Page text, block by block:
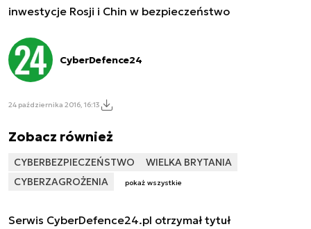
inwestycje Rosji i Chin w bezpieczeństwo
CyberDefence24
24 października 2016, 16:13
Zobacz również
CYBERBEZPIECZEŃSTWO
WIELKA BRYTANIA
CYBERZAGROŻENIA
pokaż wszystkie
Serwis CyberDefence24.pl otrzymał tytuł